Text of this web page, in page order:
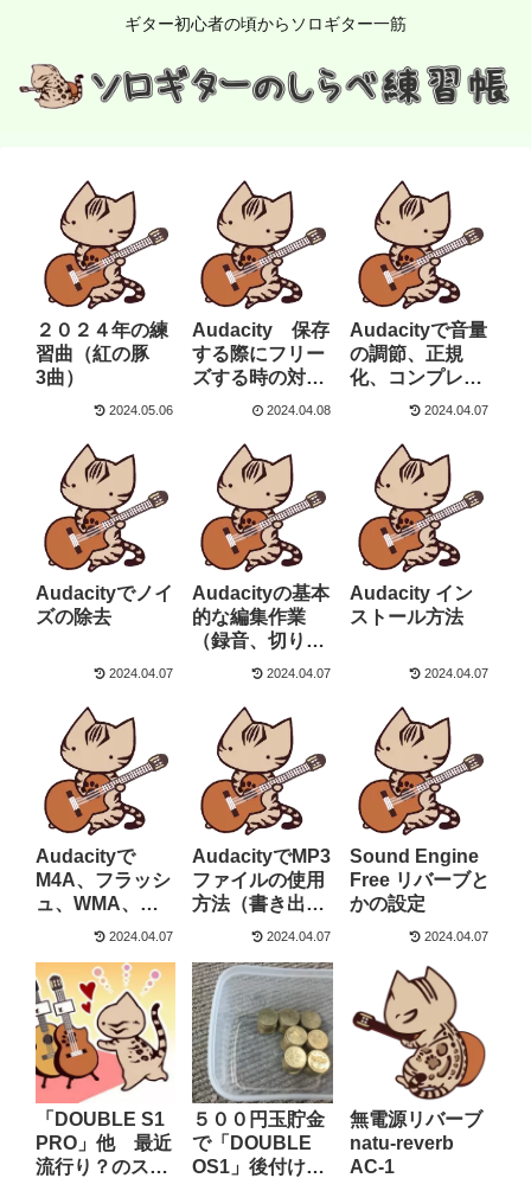
ギター初心者の頃からソロギター一筋
２０２４年の練
習曲（紅の豚
3曲）
2024.05.06
Audacity 保存
する際にフリー
ズする時の対策
2024.04.08
Audacityで音量
の調節、正規
化、コンプレッ
サー使用方法
2024.04.07
Audacityでノイ
ズの除去
2024.04.07
Audacityの基本
的な編集作業
（録音、切り取
り、ステレオ化
2024.04.07
Audacity イン
ストール方法
2024.04.07
Audacityで
M4A、フラッシ
ュ、WMA、
MOV等の音楽、
使用方法
2024.04.07
AudacityでMP3
ファイルの使用
方法（書き出
し、読み込み）
2024.04.07
Sound Engine
Free リバーブと
かの設定
2024.04.07
「DOUBLE S1
PRO」他 最近
流行り？のスマ
５００円玉貯金
で「DOUBLE
OS1」後付けの
無電源リバーブ
natu-reverb
AC-1